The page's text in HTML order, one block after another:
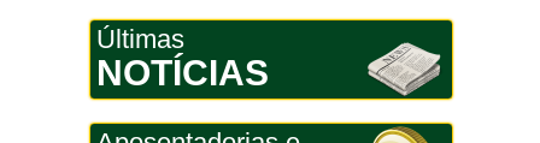
Últimas
NOTÍCIAS